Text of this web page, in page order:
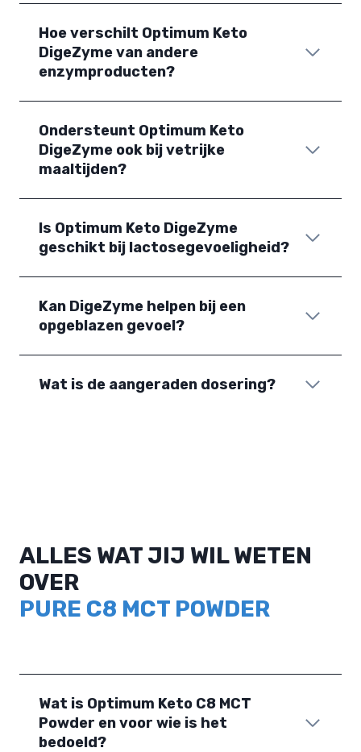
Hoe verschilt Optimum Keto
DigeZyme van andere
enzymproducten?
Ondersteunt Optimum Keto
DigeZyme ook bij vetrijke
maaltijden?
Is Optimum Keto DigeZyme
geschikt bij lactosegevoeligheid?
Kan DigeZyme helpen bij een
opgeblazen gevoel?
Wat is de aangeraden dosering?
ALLES WAT JIJ WIL WETEN
OVER
PURE C8 MCT POWDER
Wat is Optimum Keto C8 MCT
Powder en voor wie is het
bedoeld?